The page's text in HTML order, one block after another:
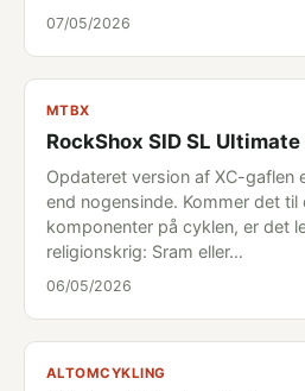
07/05/2026
MTBX
RockShox SID SL Ultimate
Opdateret version af XC-gaflen
end nogensinde. Kommer det til
komponenter på cyklen, er det
religionskrig: Sram eller…
06/05/2026
ALTOMCYKLING